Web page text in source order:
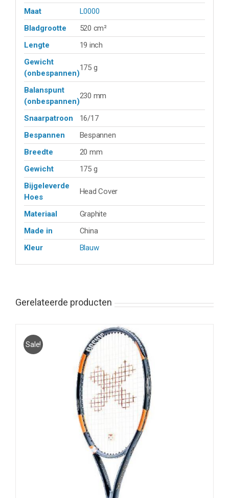
Maat
L0000
Bladgrootte
520 cm²
Lengte
19 inch
Gewicht
(onbespannen)
175 g
Balanspunt
(onbespannen)
230 mm
Snaarpatroon
16/17
Bespannen
Bespannen
Breedte
20 mm
Gewicht
175 g
Bijgeleverde
Hoes
Head Cover
Materiaal
Graphite
Made in
China
Kleur
Blauw
Gerelateerde producten
Sale!